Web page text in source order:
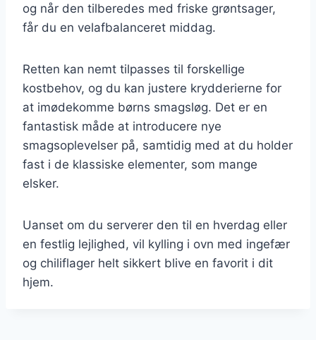
og når den tilberedes med friske grøntsager,
får du en velafbalanceret middag.
Retten kan nemt tilpasses til forskellige
kostbehov, og du kan justere krydderierne for
at imødekomme børns smagsløg. Det er en
fantastisk måde at introducere nye
smagsoplevelser på, samtidig med at du holder
fast i de klassiske elementer, som mange
elsker.
Uanset om du serverer den til en hverdag eller
en festlig lejlighed, vil kylling i ovn med ingefær
og chiliflager helt sikkert blive en favorit i dit
hjem.